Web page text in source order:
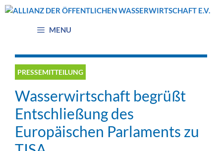
Zum
MENU
PRESSEMITTEILUNG
Wasserwirtschaft begrüßt
Entschließung des
Europäischen Parlaments zu